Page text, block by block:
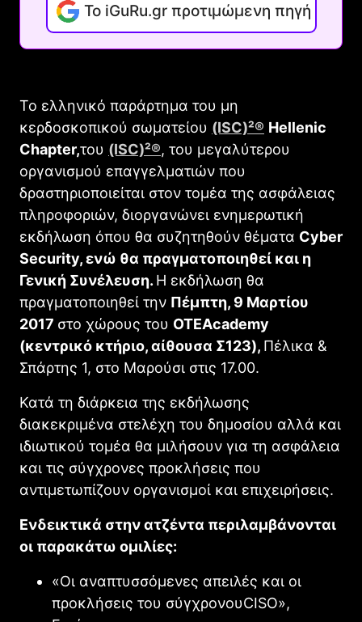
Το iGuRu.gr προτιμώμενη πηγή
To ελληνικό παράρτημα του μη
κερδοσκοπικού σωματείου (ISC)²® Hellenic
Chapter,του (ISC)²®, του μεγαλύτερου
οργανισμού επαγγελματιών που
δραστηριοποιείται στον τομέα της ασφάλειας
πληροφοριών, διοργανώνει ενημερωτική
εκδήλωση όπου θα συζητηθούν θέματα Cyber
Security, ενώ θα πραγματοποιηθεί και η
Γενική Συνέλευση. Η εκδήλωση θα
πραγματοποιηθεί την Πέμπτη, 9 Μαρτίου
2017 στο χώρους του OTEAcademy
(κεντρικό κτήριο, αίθουσα Σ123), Πέλικα &
Σπάρτης 1, στο Μαρούσι στις 17.00.
Κατά τη διάρκεια της εκδήλωσης
διακεκριμένα στελέχη του δημοσίου αλλά και
ιδιωτικού τομέα θα μιλήσουν για τη ασφάλεια
και τις σύγχρονες προκλήσεις που
αντιμετωπίζουν οργανισμοί και επιχειρήσεις.
Ενδεικτικά στην ατζέντα περιλαμβάνονται
οι παρακάτω ομιλίες:
«Οι αναπτυσσόμενες απειλές και οι
προκλήσεις του σύγχρονουCISO»,